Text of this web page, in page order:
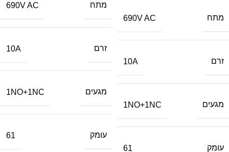
מתח 690V AC
זרם 10A
מגעים 1NO+1NC
עומק 61
מתח 690V AC
זרם 10A
מגעים 1NO+1NC
עומק 61